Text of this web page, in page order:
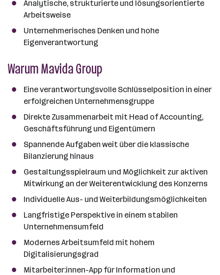
Analytische, strukturierte und lösungsorientierte
Arbeitsweise
Unternehmerisches Denken und hohe
Eigenverantwortung
Warum Mavida Group
Eine verantwortungsvolle Schlüsselposition in einer
erfolgreichen Unternehmensgruppe
Direkte Zusammenarbeit mit Head of Accounting,
Geschäftsführung und Eigentümern
Spannende Aufgaben weit über die klassische
Bilanzierung hinaus
Gestaltungsspielraum und Möglichkeit zur aktiven
Mitwirkung an der Weiterentwicklung des Konzerns
Individuelle Aus- und Weiterbildungsmöglichkeiten
Langfristige Perspektive in einem stabilen
Unternehmensumfeld
Modernes Arbeitsumfeld mit hohem
Digitalisierungsgrad
Mitarbeiter:innen-App für Information und